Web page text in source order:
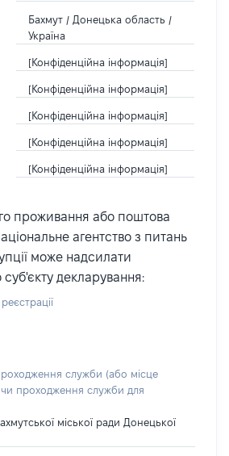
Бахмут / Донецька область /
Україна
[Конфіденційна інформація]
[Конфіденційна інформація]
[Конфіденційна інформація]
[Конфіденційна інформація]
[Конфіденційна інформація]
проживання або поштова
агентство з питань
може надсилати
декларування:
служби (або місце
проходження служби для
міської ради Донецької